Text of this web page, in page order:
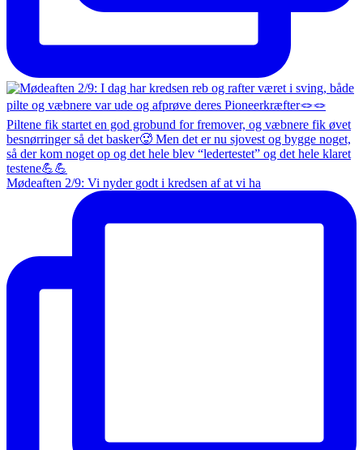
Mødeaften 2/9: Vi nyder godt i kredsen af at vi ha